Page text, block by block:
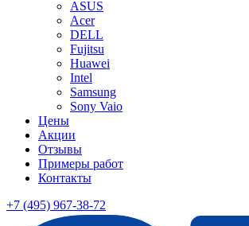
ASUS
Acer
DELL
Fujitsu
Huawei
Intel
Samsung
Sony Vaio
Цены
Акции
Отзывы
Примеры работ
Контакты
+7 (495) 967-38-72